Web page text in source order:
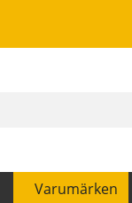
Varumärken